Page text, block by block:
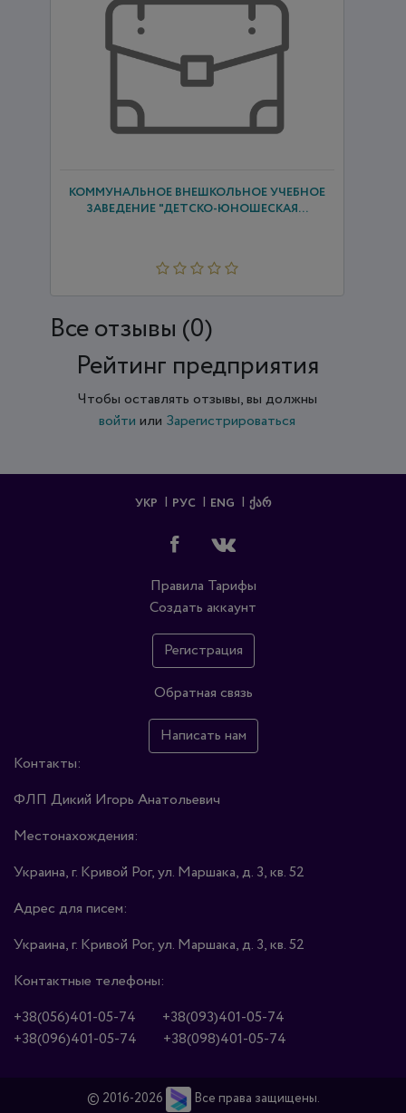
КОММУНАЛЬНОЕ ВНЕШКОЛЬНОЕ УЧЕБНОЕ
ЗАВЕДЕНИЕ "ДЕТСКО-ЮНОШЕСКАЯ...
Все отзывы (0)
Рейтинг предприятия
Чтобы оставлять отзывы, вы должны
войти или Зарегистрироваться
УКР РУС ENG ᲥᲐᲠ
Правила Тарифы
Создать аккаунт
Регистрация
Обратная связь
Написать нам
Контакты:
ФЛП Дикий Игорь Анатольевич
Местонахождения:
Украина, г. Кривой Рог, ул. Маршака, д. 3, кв. 52
Адрес для писем:
Украина, г. Кривой Рог, ул. Маршака, д. 3, кв. 52
Контактные телефоны:
+38(056)401-05-74
+38(093)401-05-74
+38(096)401-05-74
+38(098)401-05-74
© 2016-2026 Все права защищены.